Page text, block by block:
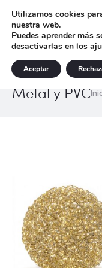
Metal y PVC
Utilizamos cookies
nuestra web.
Puedes aprender más
desactivarlas en los
Aceptar